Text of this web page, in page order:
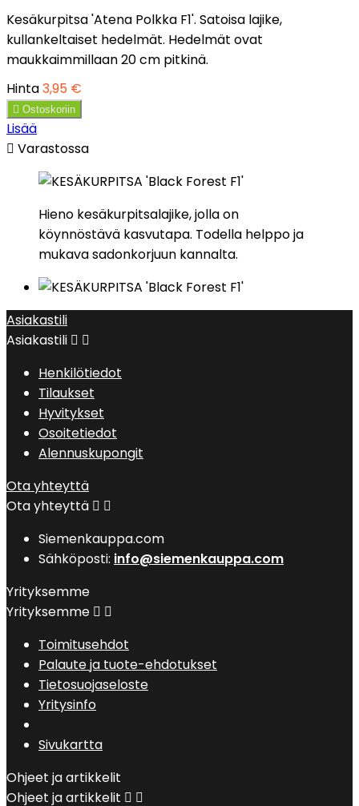
Kesäkurpitsa 'Atena Polkka F1'. Satoisa lajike,
kullankeltaiset hedelmät. Hedelmät ovat
maukkaimmillaan 20 cm pitkinä.
Hinta3,95 €
 Ostoskoriin
Lisää
 Varastossa
Hieno kesäkurpitsalajike, jolla on
köynnöstävä kasvutapa. Todella helppo ja
mukava sadonkorjuun kannalta.
Asiakastili
Asiakastili  
Henkilötiedot
Tilaukset
Hyvitykset
Osoitetiedot
Alennuskupongit
Ota yhteyttä
Ota yhteyttä  
Siemenkauppa.com
Sähköposti: info@siemenkauppa.com
Yrityksemme
Yrityksemme  
Toimitusehdot
Palaute ja tuote-ehdotukset
Tietosuojaseloste
Yritysinfo
Sivukartta
Ohjeet ja artikkelit
Ohjeet ja artikkelit  